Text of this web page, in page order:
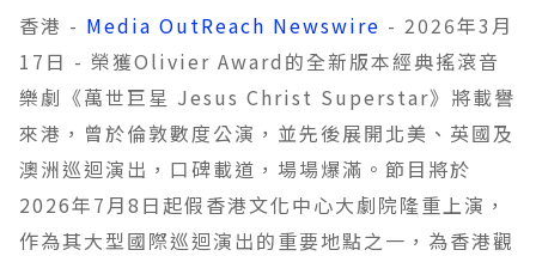
香港 - Media OutReach Newswire - 2026年3月
17日 - 榮獲Olivier Award的全新版本經典搖滾音
樂劇《萬世巨星 Jesus Christ Superstar》將載譽
來港，曾於倫敦數度公演，並先後展開北美、英國及
澳洲巡迴演出，口碑載道，場場爆滿。節目將於
2026年7月8日起假香港文化中心大劇院隆重上演，
作為其大型國際巡迴演出的重要地點之一，為香港觀